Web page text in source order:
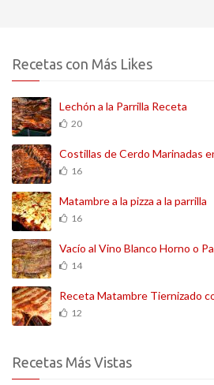
Recetas con Más Likes
Lechón a la Parrilla Receta
20
Costillas de Cerdo Marinadas
16
Matambre a la pizza a la parrilla
16
Vacío al Vino Blanco Horno o
14
Receta Matambre Tiernizado
12
Recetas Más Vistas